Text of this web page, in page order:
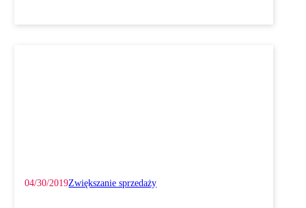
04/30/2019Zwiększanie sprzedaży